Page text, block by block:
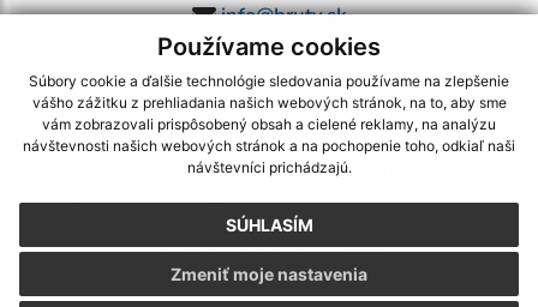
Používame cookies
Súbory cookie a ďalšie technológie sledovania používame na zlepšenie
vášho zážitku z prehliadania našich webových stránok, na to, aby sme
vám zobrazovali prispôsobený obsah a cielené reklamy, na analýzu
návštevnosti našich webových stránok a na pochopenie toho, odkiaľ naši
návštevníci prichádzajú.
SÚHLASÍM
Zmeniť moje nastavenia
info@bruty.sk
využite možnosť získavania aktuálnych informácií s využitím RSS
CMS systém (redakčný) systém ECHELON 2,Mapa stránok,web portál
webex.digital, s.r.o.,domény,registrácia domény
Posledná aktualizácia:03.08.2026
Vytlačiť stránku|Vyhlásenie o prístupnosti